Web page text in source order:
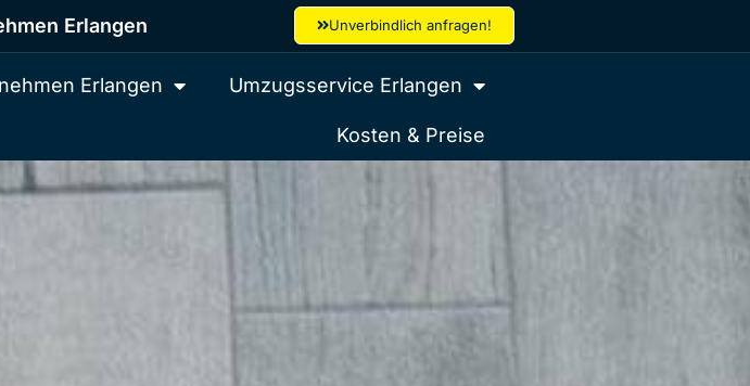
Erlangen Unverbindlich anfragen!
Erlangen Umzugsservice Erlangen
Kosten & Preise